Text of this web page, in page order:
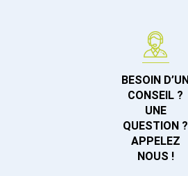
BESOIN D’UN
CONSEIL ?
UNE
QUESTION ?
APPELEZ
NOUS !